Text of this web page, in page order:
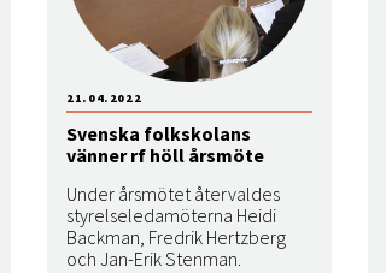
Svenska folkskolans
vänner rf höll årsmöte
Under årsmötet återvaldes
styrelseledamöterna Heidi
Backman, Fredrik Hertzberg
och Jan-Erik Stenman.
21.04.2022